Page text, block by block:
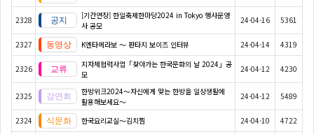
2328
[기간연장] 한일축제한마당2024 in Tokyo 행사운영
사 공모
24-04-16 5361
2327 K엔타메라보 ～ 판타지 보이즈 인터뷰 24-04-14 4319
2326
지자체협력사업「찾아가는 한국문화의 날 2024」공
모
24-04-12 4230
2325
한방위크2024～자신에게 맞는 한방을 일상생활에
활용해보세요～
24-04-12 5489
2324 한국요리교실〜김치찜 24-04-10 4722